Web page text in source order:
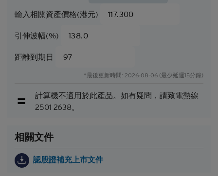
測或估計構成資料登載當日的判斷，不能保證日後的
業績或事件會與當中的任何見解、預測或估計一致。
閣下應當慎防實際業績可能會與任何前瞻性陳述所載
者有重大差異。過往表現並非日後業績的指標。
可贖回牛熊證（「
款及細則的前提下，當相關資產的現貨價/現貨水平
在觀察期內達到贖回價/贖回水平時，牛熊證將自動
終止。在該情況下，閣下將不會收到任何現金付款
（如屬N類牛熊證），或可能會收到名為剩餘價值的
因此，有意投資的人士應當確保其本人明白結構性產
品的性質及風險，如果情況適用，亦應徵詢其本人的
法律、稅務、會計、財務及其他專業顧問，確保任何
投資結構性產品的決定均適當地考慮到投資者的具體
輸入相關資產價格(港元)
引伸波幅(%)
距離到期日
*最後更新時間: 2026-08-06 (最少延遲15分鐘)
計算機不適用於此產品。如有疑問，請致電熱線
2501 2638。
相關文件
認股證補充上市文件